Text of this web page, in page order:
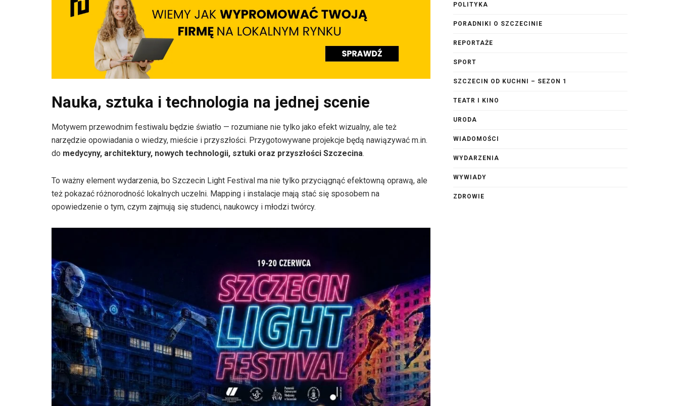
Nauka, sztuka i technologia na jednej scenie
Motywem przewodnim festiwalu będzie światło — rozumiane nie tylko jako efekt wizualny, ale też
narzędzie opowiadania o wiedzy, mieście i przyszłości. Przygotowywane projekcje będą nawiązywać m.in.
do medycyny, architektury, nowych technologii, sztuki oraz przyszłości Szczecina.
To ważny element wydarzenia, bo Szczecin Light Festival ma nie tylko przyciągnąć efektowną oprawą, ale
też pokazać różnorodność lokalnych uczelni. Mapping i instalacje mają stać się sposobem na
opowiedzenie o tym, czym zajmują się studenci, naukowcy i młodzi twórcy.
POLITYKA
PORADNIKI O SZCZECINIE
REPORTAŻE
SPORT
SZCZECIN OD KUCHNI – SEZON 1
TEATR I KINO
URODA
WIADOMOŚCI
WYDARZENIA
WYWIADY
ZDROWIE